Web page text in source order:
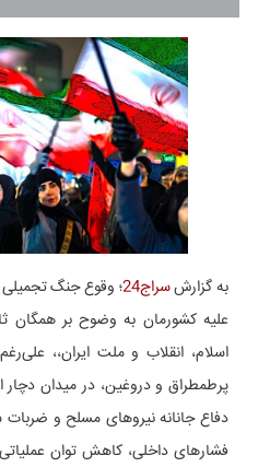
به گزارشسراج24
؛ وقوع جنگ
علیه کشورمان به وضوح بر همگان
اسلام، انقلاب و ملت ایران،،
پرطمطراق و دروغین، در میدان
دفاع جانانه نیروهای مسلح و
فشارهای داخلی، کاهش توان